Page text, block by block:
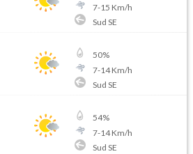
7-15 Km/h
Sud SE
50%
7-14Km/h
Sud SE
54%
7-14Km/h
Sud SE